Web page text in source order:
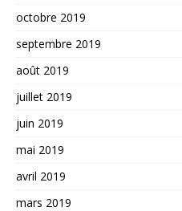
octobre 2019
septembre 2019
août 2019
juillet 2019
juin 2019
mai 2019
avril 2019
mars 2019